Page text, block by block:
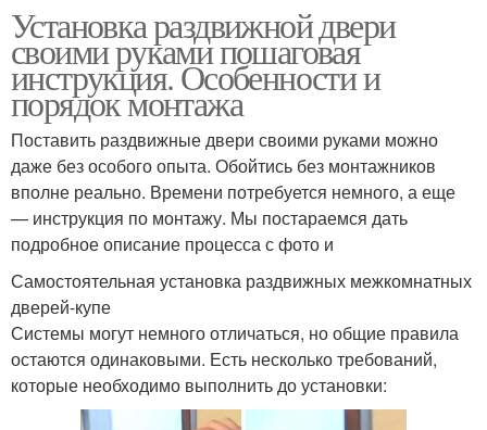
Установка раздвижной двери
своими руками пошаговая
инструкция. Особенности и
порядок монтажа
Поставить раздвижные двери своими руками можно
даже без особого опыта. Обойтись без монтажников
вполне реально. Времени потребуется немного, а еще
— инструкция по монтажу. Мы постараемся дать
подробное описание процесса с фото и
Самостоятельная установка раздвижных межкомнатных
дверей-купе
Системы могут немного отличаться, но общие правила
остаются одинаковыми. Есть несколько требований,
которые необходимо выполнить до установки: